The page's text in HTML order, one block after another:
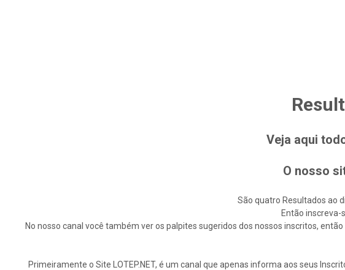
Veja aqui
O nosso
São quatro Resultados ao
Então inscreva-
No nosso canal você também ver os palpites sugeridos dos nossos inscritos,
Primeiramente o Site LOTEP.NET, é um canal que apenas informa aos seus